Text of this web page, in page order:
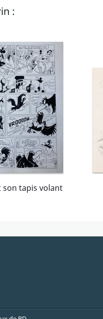
:
son tapis volant